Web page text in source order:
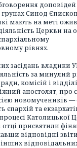
Синод
мають на меті
Церкви на
рівнях.
засідань владики
за минулий
комісій і
апостолят, про
новомучеників —
єпархій та
Католицької
отці присвятили
відповідні